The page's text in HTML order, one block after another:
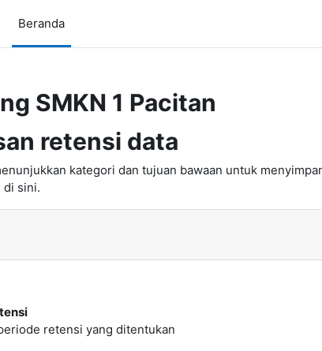
Beranda
SMKN 1 Pacitan
retensi data
kategori dan tujuan bawaan untuk
di sini.
retensi yang ditentukan